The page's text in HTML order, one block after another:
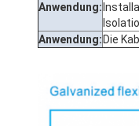
Anwendung:
Anwendung: Die